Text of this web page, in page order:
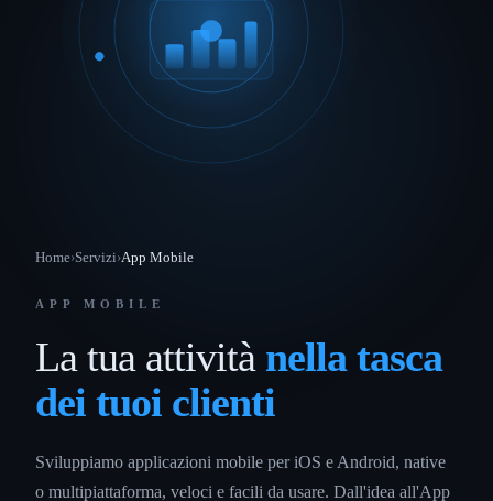
Home›Servizi›App Mobile
APP MOBILE
La tua attività nella tasca
dei tuoi clienti
Sviluppiamo applicazioni mobile per iOS e Android, native
o multipiattaforma, veloci e facili da usare. Dall'idea all'App